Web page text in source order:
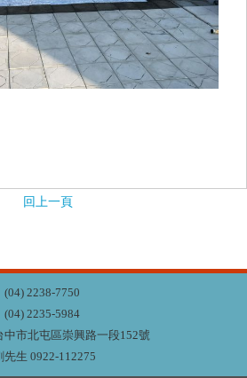
回上一頁
2238-7750
2235-5984
市北屯區崇興路一段152號
生 0922-112275